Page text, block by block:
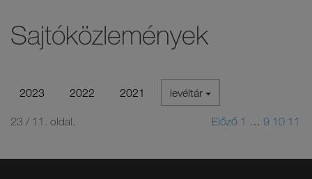
Sajtóközlemények
2023 2022 2021 levéltár
23 / 11. oldal. Előző 1 … 9 10 11